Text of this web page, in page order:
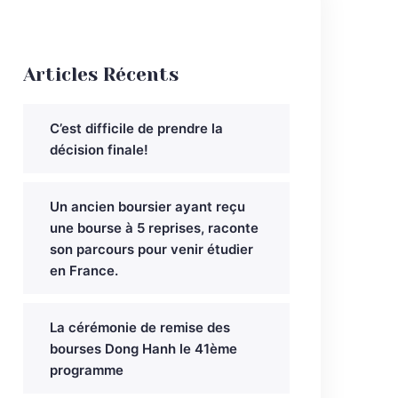
Articles Récents
C’est difficile de prendre la
décision finale!
Un ancien boursier ayant reçu
une bourse à 5 reprises, raconte
son parcours pour venir étudier
en France.
La cérémonie de remise des
bourses Dong Hanh le 41ème
programme